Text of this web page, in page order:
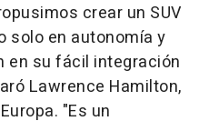
crear un SUV
solo en autonomía y
en su fácil integración
Lawrence Hamilton,
"Es un